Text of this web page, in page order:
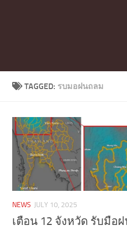
TAGGED: รบมอฝนถลม
NEWS JULY 10, 2025
เตือน 12 จังหวัด รับมือ